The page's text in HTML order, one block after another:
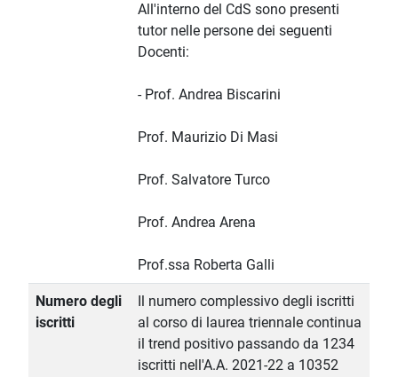
All'interno del CdS sono presenti
tutor nelle persone dei seguenti
Docenti:
- Prof. Andrea Biscarini
Prof. Maurizio Di Masi
Prof. Salvatore Turco
Prof. Andrea Arena
Prof.ssa Roberta Galli
Numero degli
iscritti
Il numero complessivo degli iscritti
al corso di laurea triennale continua
il trend positivo passando da 1234
iscritti nell'A.A. 2021-22 a 10352